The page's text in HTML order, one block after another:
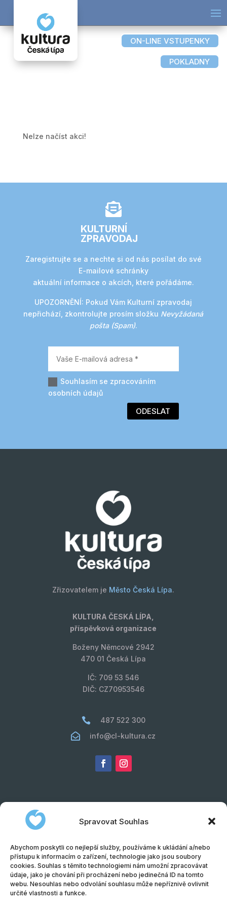
Spravovat Souhlas
Abychom poskytli co nejlepší služby, používáme k ukládání a/nebo
přístupu k informacím o zařízení, technologie jako jsou soubory
cookies. Souhlas s těmito technologiemi nám umožní zpracovávat
údaje, jako je chování při procházení nebo jedinečná ID na tomto
webu. Nesouhlas nebo odvolání souhlasu může nepříznivě ovlivnit
určité vlastnosti a funkce.
ON-LINE VSTUPENKY
POKLADNY
Nelze načíst akci!

KULTURNÍ
ZPRAVODAJ
Zaregistrujte se a nechte si od nás posílat do své
E-mailové schránky
aktuální informace o akcích, které pořádáme.
UPOZORNĚNÍ: Pokud Vám Kulturní zpravodaj
nepřichází, zkontrolujte prosím složku Nevyžádaná
pošta (Spam).
Souhlasím se zpracováním
osobních údajů
ODESLAT
Zřizovatelem je Město Česká Lípa.
KULTURA ČESKÁ LÍPA,
příspěvková organizace
Boženy Němcové 2942
470 01 Česká Lípa
IČ: 709 53 546
DIČ: CZ70953546
 487 522 300
 info@cl-kultura.cz
Obchodní podmínky